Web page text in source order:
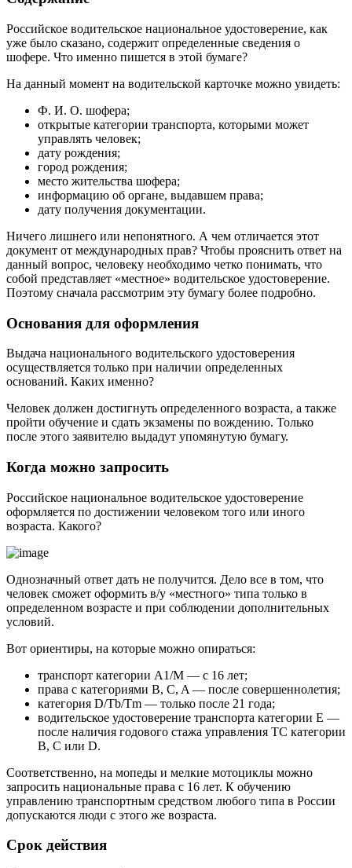
Российское водительское национальное удостоверение, как
уже было сказано, содержит определенные сведения о
шофере. Что именно пишется в этой бумаге?
На данный момент на водительской карточке можно увидеть:
Ф. И. О. шофера;
открытые категории транспорта, которыми может
управлять человек;
дату рождения;
город рождения;
место жительства шофера;
информацию об органе, выдавшем права;
дату получения документации.
Ничего лишнего или непонятного. А чем отличается этот
документ от международных прав? Чтобы прояснить ответ на
данный вопрос, человеку необходимо четко понимать, что
собой представляет «местное» водительское удостоверение.
Поэтому сначала рассмотрим эту бумагу более подробно.
Основания для оформления
Выдача национального водительского удостоверения
осуществляется только при наличии определенных
оснований. Каких именно?
Человек должен достигнуть определенного возраста, а также
пройти обучение и сдать экзамены по вождению. Только
после этого заявителю выдадут упомянутую бумагу.
Когда можно запросить
Российское национальное водительское удостоверение
оформляется по достижении человеком того или иного
возраста. Какого?
Однозначный ответ дать не получится. Дело все в том, что
человек сможет оформить в/у «местного» типа только в
определенном возрасте и при соблюдении дополнительных
условий.
Вот ориентиры, на которые можно опираться:
транспорт категории A1/M — с 16 лет;
права с категориями B, C, A — после совершеннолетия;
категория D/Tb/Tm — только после 21 года;
водительское удостоверение транспорта категории E —
после наличия годового стажа управления ТС категории
B, C или D.
Соответственно, на мопеды и мелкие мотоциклы можно
запросить национальные права с 16 лет. К обучению
управлению транспортным средством любого типа в России
допускаются люди с этого же возраста.
Срок действия